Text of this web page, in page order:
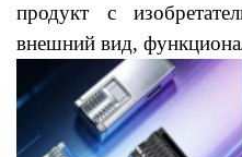
продукт с
внешний вид,